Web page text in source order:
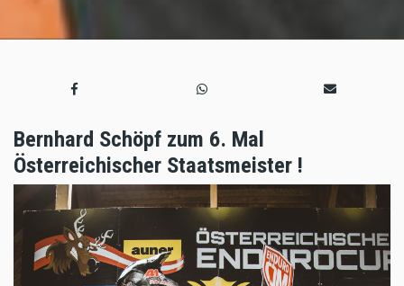
Bernhard Schöpf zum 6. Mal
Österreichischer Staatsmeister !